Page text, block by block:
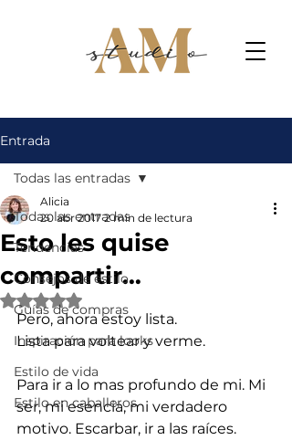
Entrada
Todas las entradas
Tendencias
Consejos de estilo
Guías de compras
Inspiración para looks
Estilo de vida
Estilo en caballeros
Todas las entradas
Esto les quise
compartir…
Alicia
20 abr 2017 2 min de lectura
Obtuvo NaN de 5 estrellas.
Pero, ahora estoy lista.
Lista para voltear y verme.
Para ir a lo mas profundo de mi. Mi
ser, mi esencia, mi verdadero
motivo. Escarbar, ir a las raíces.